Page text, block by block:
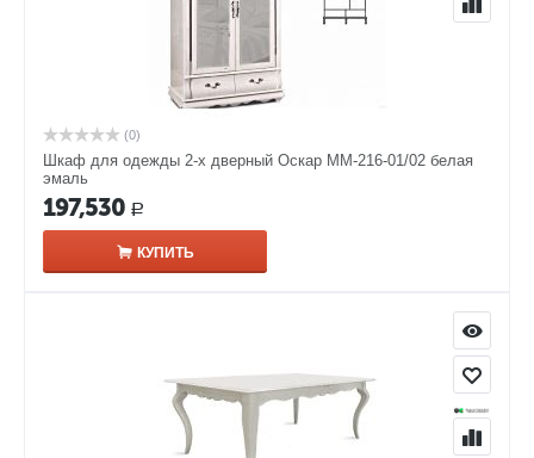
(0)
Шкаф для одежды 2-х дверный Оскар ММ-216-01/02 белая
эмаль
197,530 Р
КУПИТЬ